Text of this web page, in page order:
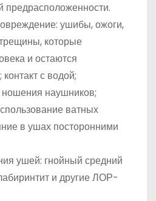
предрасположенности.
ушибы, ожоги,
которые
и остаются
с водой;
наушников;
ватных
в ушах посторонними
ушей: гнойный средний
и другие ЛОР-